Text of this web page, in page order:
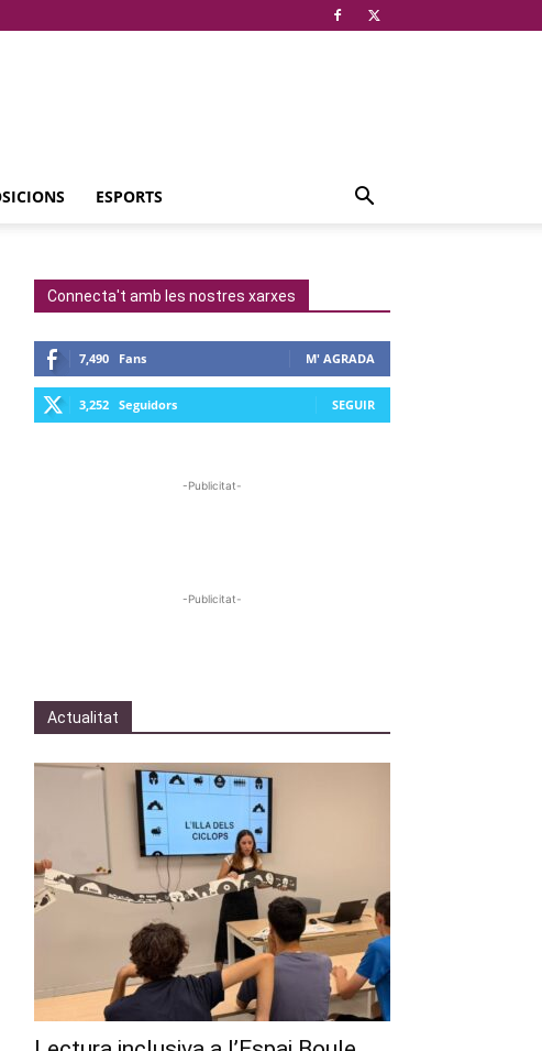
ESPORTS
Connecta't amb les nostres xarxes
7,490 Fans M' AGRADA
3,252 Seguidors SEGUIR
-Publicitat-
-Publicitat-
Actualitat